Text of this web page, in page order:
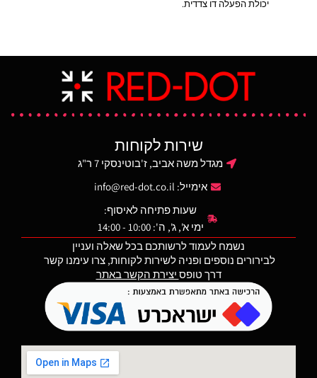
יכולת הפעלה דו צדדית.
המלאי מוגבל!!!!
בעל לחצן ptt. בעל מתג כיבוי
אחורי למניעת הדלקת אור
בטעות. ניתן להפעיל ולכבות
פונקציית הבהוב בפנס. בעל
מתאם הרכבה מובנה על
מופעל באמצעות שתי סוללות
ליתיום CR123A.
שירות לקוחות
מגדל משה אביב, ז'בוטינסקי 7 ר"ג
אימייל: info@red-dot.co.il
שעות פתיחה לאיסוף:
ימי א', ג', ה': 10:00 - 14:00
נשמח לעמוד לרשותכם בכל שאלה ועניין
לבירורים נוספים ופניה לשירות לקוחות, צרו עימנו קשר
דרך טופס יצירת הקשר באתר